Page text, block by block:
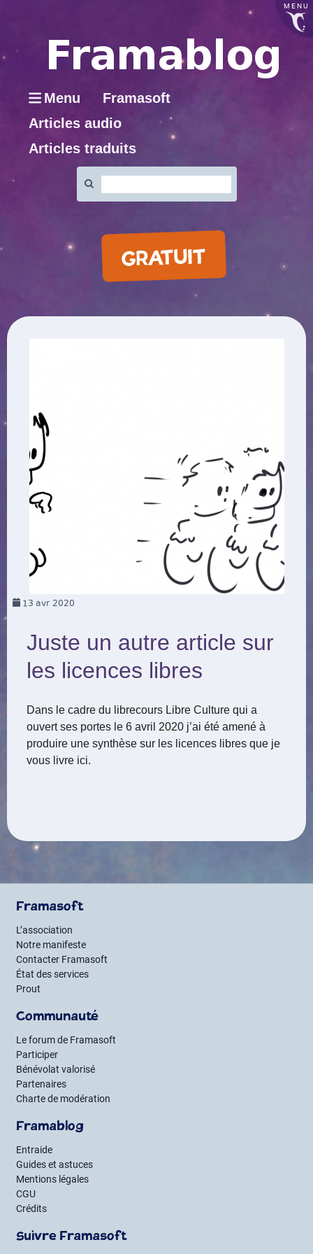
MENU
Menu
Framasoft
Articles audio
Articles traduits
:
GRATUIT
13 avr 2020
Juste un autre article sur
les licences libres
Dans le cadre du librecours Libre Culture qui a
ouvert ses portes le 6 avril 2020 j’ai été amené à
produire une synthèse sur les licences libres que je
vous livre ici.
Framasoft
L’association
Notre manifeste
Contacter Framasoft
État des services
Prout
Communauté
Le forum de Framasoft
Participer
Bénévolat valorisé
Partenaires
Charte de modération
Framablog
Entraide
Guides et astuces
Mentions légales
CGU
Crédits
Suivre Framasoft